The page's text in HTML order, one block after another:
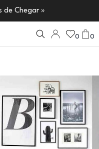
de Chegar »
0 0